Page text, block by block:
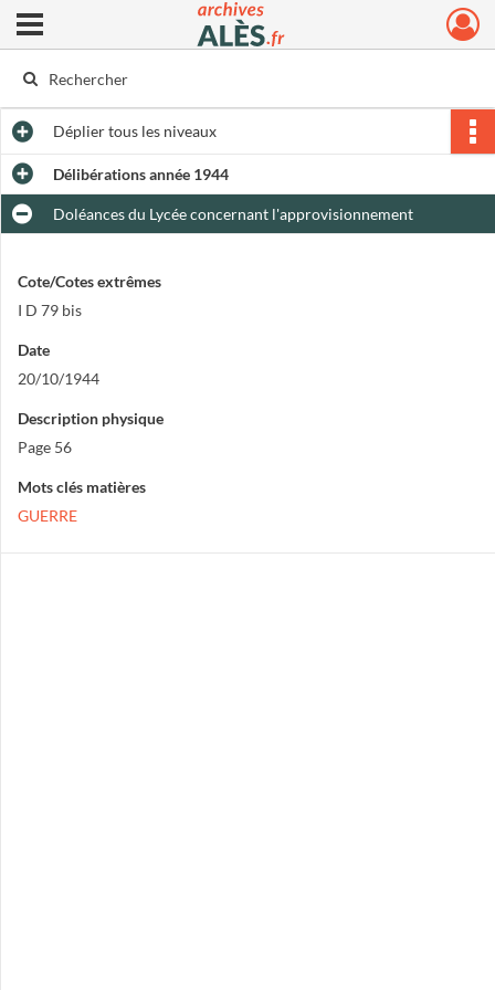
Archives municipales d'Alès
Ouvrir le menu déroulant
Dépliertous les niveaux
Délibérations année 1944
Doléances du Lycée concernant l'approvisionnement
Cote/Cotes extrêmes
I D 79 bis
Date
20/10/1944
Description physique
Page 56
Mots clés matières
GUERRE